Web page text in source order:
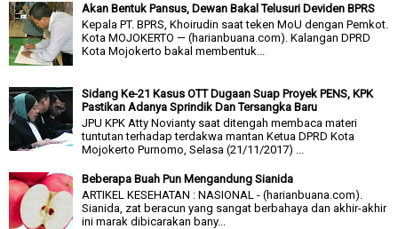
Akan Bentuk Pansus, Dewan Bakal Telusuri Deviden BPRS
Kepala PT. BPRS, Khoirudin saat teken MoU dengan Pemkot.
Kota MOJOKERTO — (harianbuana.com). Kalangan DPRD
Kota Mojokerto bakal membentuk...
Sidang Ke-21 Kasus OTT Dugaan Suap Proyek PENS, KPK
Pastikan Adanya Sprindik Dan Tersangka Baru
JPU KPK Atty Novianty saat ditengah membaca materi
tuntutan terhadap terdakwa mantan Ketua DPRD Kota
Mojokerto Purnomo, Selasa (21/11/2017) ...
Beberapa Buah Pun Mengandung Sianida
ARTIKEL KESEHATAN : NASIONAL - (harianbuana.com).
Sianida, zat beracun yang sangat berbahaya dan akhir-akhir
ini marak dibicarakan bany...